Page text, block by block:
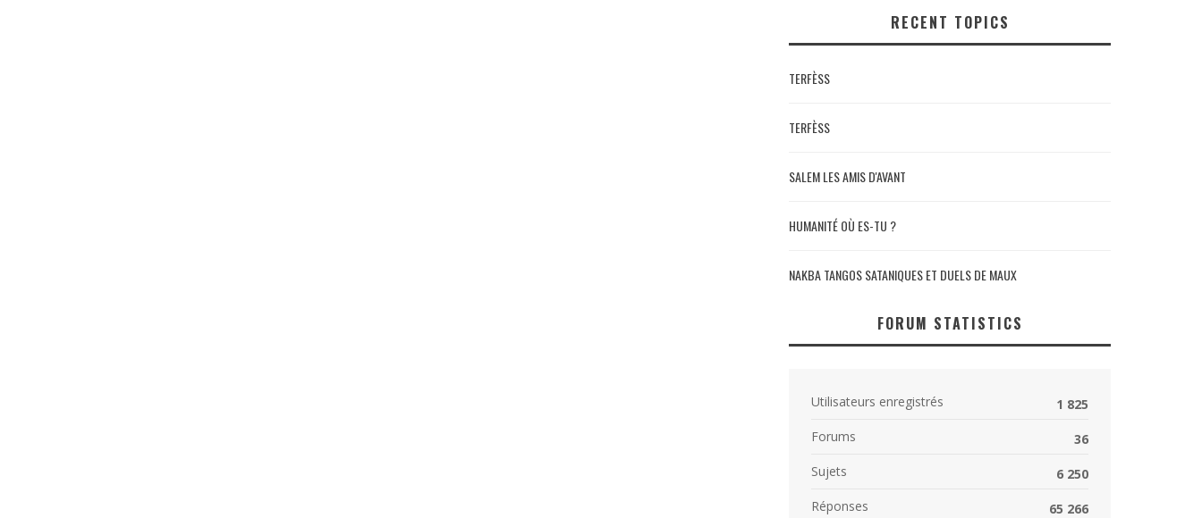
RECENT TOPICS
TERFÈSS
TERFÈSS
SALEM LES AMIS D'AVANT
HUMANITÉ OÙ ES-TU ?
NAKBA TANGOS SATANIQUES ET DUELS DE MAUX
FORUM STATISTICS
Utilisateurs enregistrés
1 825
Forums
36
Sujets
6 250
Réponses
65 266